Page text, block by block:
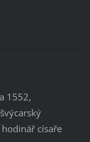
1552,
císaře